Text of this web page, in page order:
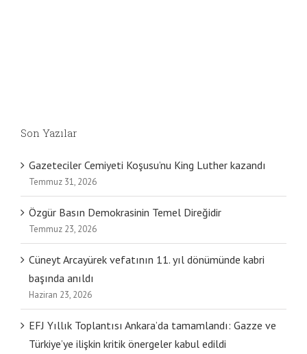
Son Yazılar
Gazeteciler Cemiyeti Koşusu’nu King Luther kazandı
Temmuz 31, 2026
Özgür Basın Demokrasinin Temel Direğidir
Temmuz 23, 2026
Cüneyt Arcayürek vefatının 11. yıl dönümünde kabri
başında anıldı
Haziran 23, 2026
EFJ Yıllık Toplantısı Ankara’da tamamlandı: Gazze ve
Türkiye’ye ilişkin kritik önergeler kabul edildi